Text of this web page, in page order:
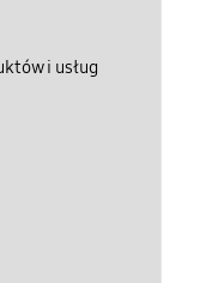
i usług